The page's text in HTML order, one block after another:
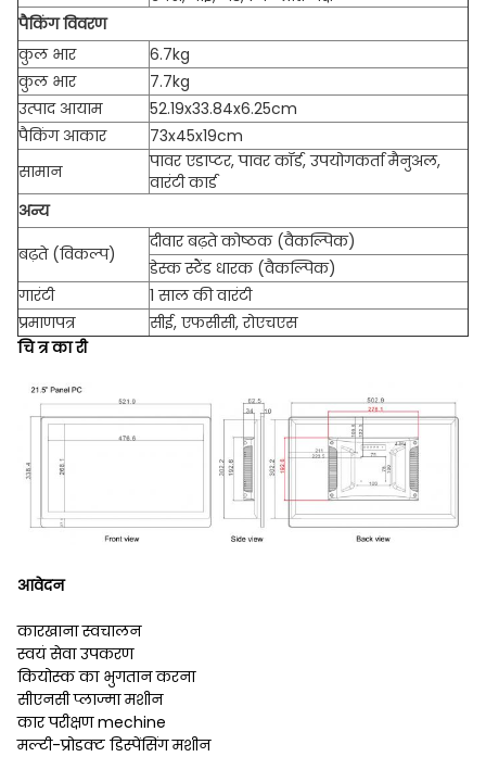
पैकिंग विवरण
कुल भार
6.7kg
कुल भार
7.7kg
उत्पाद आयाम
52.19x33.84x6.25cm
पैकिंग आकार
73x45x19cm
सामान
पावर एडाप्टर, पावर कॉर्ड, उपयोगकर्ता मैनुअल,
वारंटी कार्ड
अन्य
बढ़ते (विकल्प)
दीवार बढ़ते कोष्ठक (वैकल्पिक)
डेस्क स्टैंड धारक (वैकल्पिक)
गारंटी
1 साल की वारंटी
प्रमाणपत्र
सीई, एफसीसी, रोएचएस
चि त्र का री
आवेदन
कारखाना स्वचालन
स्वयं सेवा उपकरण
कियोस्क का भुगतान करना
सीएनसी प्लाज्मा मशीन
कार परीक्षण mechine
मल्टी-प्रोडक्ट डिस्पेंसिंग मशीन